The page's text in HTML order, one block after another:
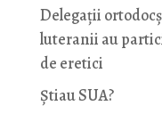
Delegații
luteranii au
de eretici
Știau SUA?